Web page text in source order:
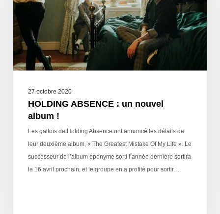
27 octobre 2020
HOLDING ABSENCE : un nouvel
album !
Les gallois de Holding Absence ont annoncé les détails de
leur deuxième album, « The Greatest Mistake Of My Life ». Le
successeur de l’album éponyme sorti l’année dernière sortira
le 16 avril prochain, et le groupe en a profité pour sortir…